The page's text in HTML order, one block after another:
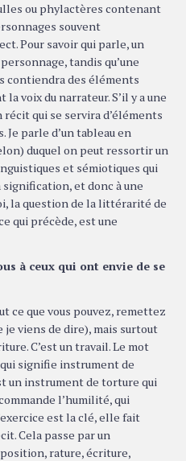
ou phylactères contenant
souvent
Pour savoir qui parle, un
tandis qu’une
contiendra des éléments
voix du narrateur. S’il y a une
récit qui se servira d’éléments
parle d’un tableau en
duquel on peut ressortir un
et sémiotiques qui
et donc à une
la question de la littérarité de
qui précède, est une
à ceux qui ont envie de se
ce que vous pouvez, remettez
je viens de dire), mais surtout
C’est un travail. Le mot
qui signifie instrument de
un instrument de torture qui
l’humilité, qui
est la clé, elle fait
Cela passe par un
rature, écriture,